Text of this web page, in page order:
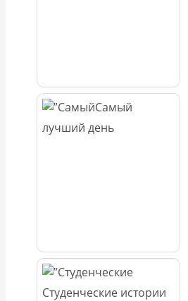
Самый
лучший день
Студенческие истории